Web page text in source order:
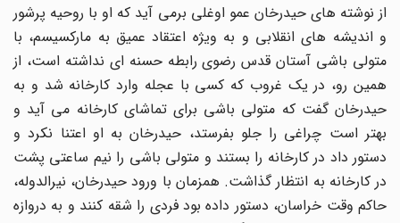
از نوشته های حیدرخان عمو اوغلی برمی آید که او با روحیه پرشور
و اندیشه های انقلابی و به ویژه اعتقاد عمیق به مارکسیسم، با
متولی باشی آستان قدس رضوی رابطه حسنه ای نداشته است، از
همین رو، در یک غروب که کسی با عجله وارد کارخانه شد و به
حیدرخان گفت که متولی باشی برای تماشای کارخانه می آید و
بهتر است چراغی را جلو بفرستد، حیدرخان به او اعتنا نکرد و
دستور داد در کارخانه را بستند و متولی باشی را نیم ساعتی پشت
در کارخانه به انتظار گذاشت. همزمان با ورود حیدرخان، نیرالدوله،
حاکم وقت خراسان، دستور داده بود فردی را شقه کنند و به دروازه